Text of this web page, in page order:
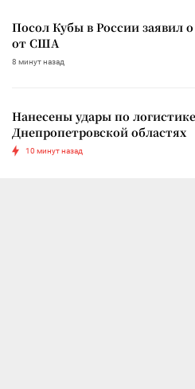
Посол Кубы в России заявил
от США
8 минут назад
Нанесены удары по
Днепропетровской областях
10 минут назад